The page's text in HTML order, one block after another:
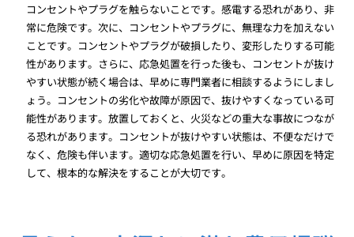
コンセントやプラグを触らないことです。感電する恐れがあり、非
常に危険です。次に、コンセントやプラグに、無理な力を加えない
ことです。コンセントやプラグが破損したり、変形したりする可能
性があります。さらに、応急処置を行った後も、コンセントが抜け
やすい状態が続く場合は、早めに専門業者に相談するようにしまし
ょう。コンセントの劣化や故障が原因で、抜けやすくなっている可
能性があります。放置しておくと、火災などの重大な事故につなが
る恐れがあります。コンセントが抜けやすい状態は、不便なだけで
なく、危険も伴います。適切な応急処置を行い、早めに原因を特定
して、根本的な解決をすることが大切です。